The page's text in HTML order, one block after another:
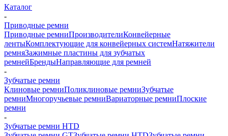
Каталог
-
Приводные ремни
Приводные ремниПроизводителиКонвейерные
лентыКомплектующие для конвейерных системНатяжители
ремняЗажимные пластины для зубчатых
ремнейБрендыНаправляющие для ремней
-
Зубчатые ремни
Клиновые ремниПоликлиновые ремниЗубчатые
ремниМногоручьевые ремниВариаторные ремниПлоские
ремни
-
Зубчатые ремни HTD